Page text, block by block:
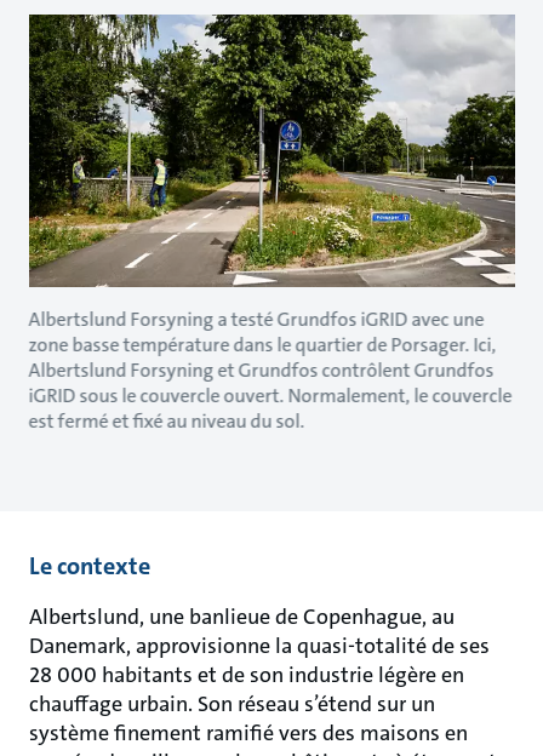
Albertslund Forsyning a testé Grundfos iGRID avec une
zone basse température dans le quartier de Porsager. Ici,
Albertslund Forsyning et Grundfos contrôlent Grundfos
iGRID sous le couvercle ouvert. Normalement, le couvercle
est fermé et fixé au niveau du sol.
Le contexte
Albertslund, une banlieue de Copenhague, au
Danemark, approvisionne la quasi-totalité de ses
28 000 habitants et de son industrie légère en
chauffage urbain. Son réseau s’étend sur un
système finement ramifié vers des maisons en